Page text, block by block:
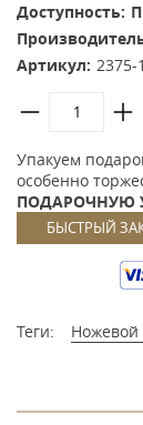
Доступность:
Артикул: 2375-
Упакуем
особенно
ПОДАРОЧНУЮ
БЫСТРЫЙ
Теги: Ножевой